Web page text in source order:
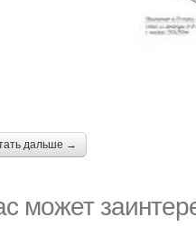
дальше →
может